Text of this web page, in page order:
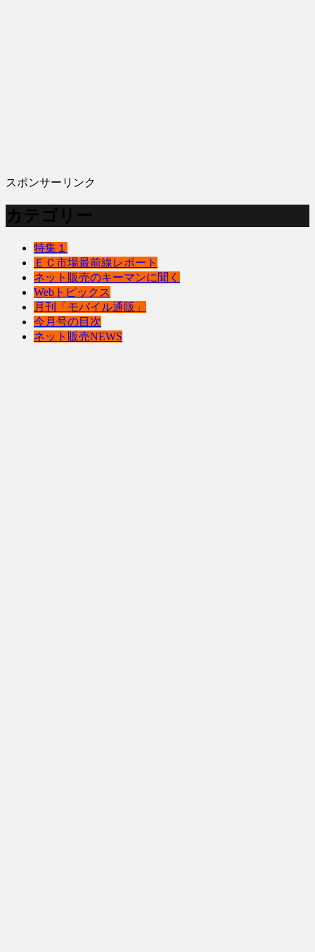
スポンサーリンク
カテゴリー
特集１
ＥＣ市場最前線レポート
ネット販売のキーマンに聞く
Webトピックス
月刊「モバイル通販」
今月号の目次
ネット販売NEWS